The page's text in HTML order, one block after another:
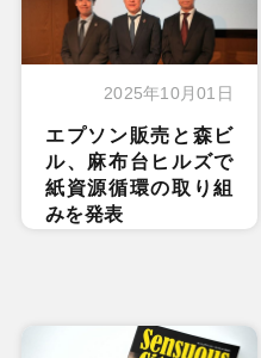
2025年10月01日
エプソン販売と森ビ
ル、麻布台ヒルズで
紙資源循環の取り組
みを発表